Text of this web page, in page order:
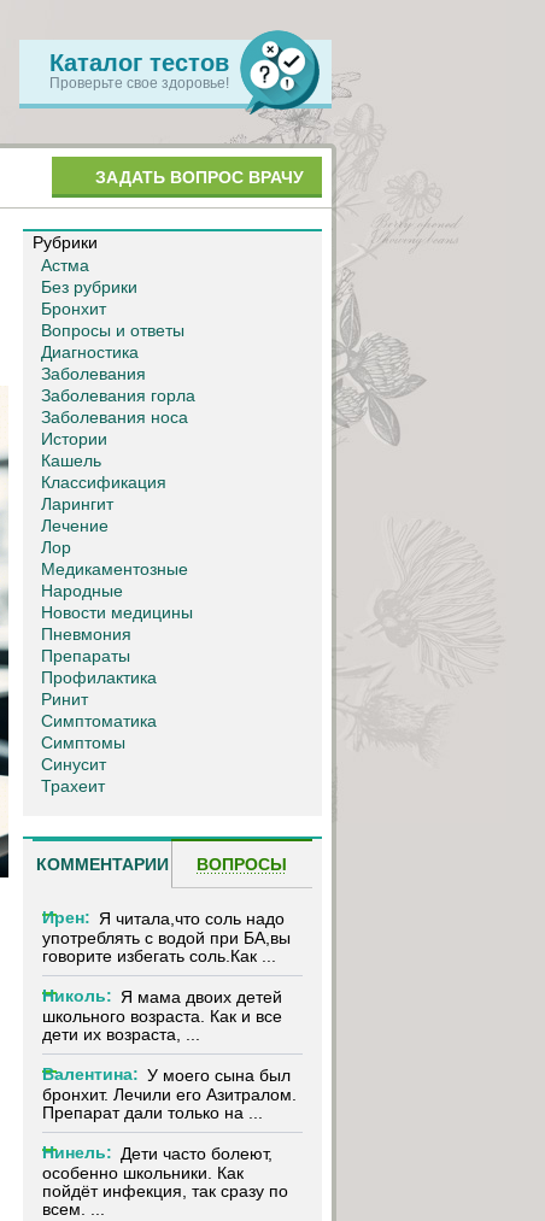
Каталог тестов
Проверьте свое здоровье!
ЗАДАТЬ ВОПРОС ВРАЧУ
Рубрики
Астма
Без рубрики
Бронхит
Вопросы и ответы
Диагностика
Заболевания
Заболевания горла
Заболевания носа
Истории
Кашель
Классификация
Ларингит
Лечение
Лор
Медикаментозные
Народные
Новости медицины
Пневмония
Препараты
Профилактика
Ринит
Симптоматика
Симптомы
Синусит
Трахеит
КОММЕНТАРИИ ВОПРОСЫ
Ирен: Я читала,что соль надо
употреблять с водой при БА,вы
говорите избегать соль.Как ...
Николь: Я мама двоих детей
школьного возраста. Как и все
дети их возраста, ...
Валентина: У моего сына был
бронхит. Лечили его Азитралом.
Препарат дали только на ...
Нинель: Дети часто болеют,
особенно школьники. Как
пойдёт инфекция, так сразу по
всем. ...